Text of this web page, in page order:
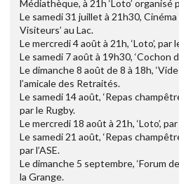
Médiathèque, à 21h ‘Loto’ organisé
Le samedi 31 juillet à 21h30,
Visiteurs’ au Lac.
Le mercredi 4 août à 21h, ‘Loto’, par
Le samedi 7 août à 19h30, ‘Cochon
Le dimanche 8 août de 8 à 18h,
l’amicale des Retraités.
Le samedi 14 août, ‘Repas
par le Rugby.
Le mercredi 18 août à 21h, ‘Loto’,
Le samedi 21 août, ‘Repas
par l’ASE.
Le dimanche 5 septembre, ‘Forum
la Grange.